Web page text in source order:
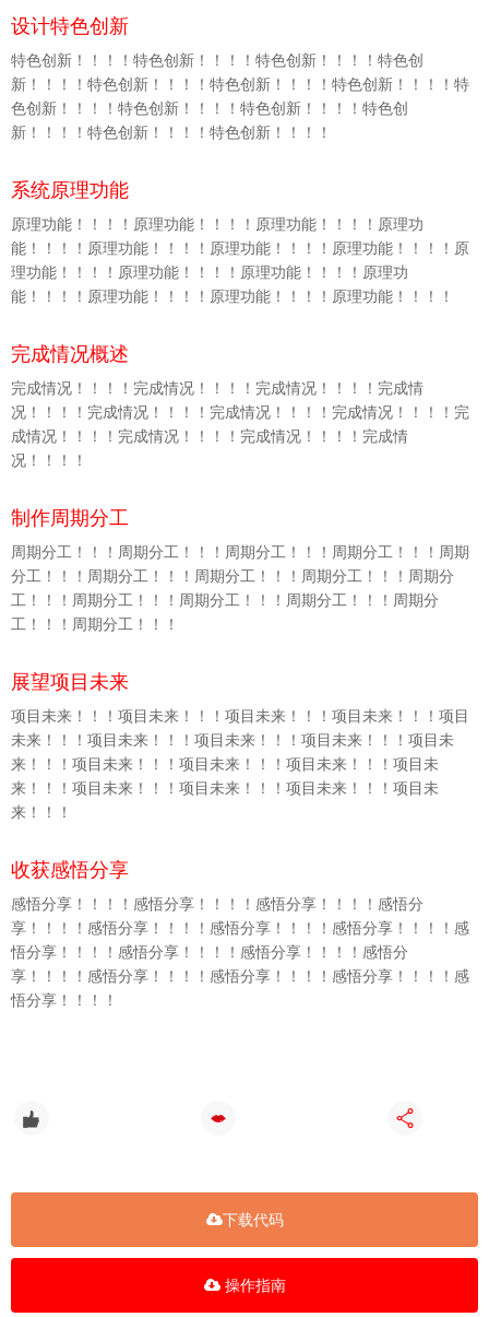
设计特色创新
特色创新！！！！特色创新！！！！特色创新！！！！特色创
新！！！！特色创新！！！！特色创新！！！！特色创新！！！！特
色创新！！！！特色创新！！！！特色创新！！！！特色创
新！！！！特色创新！！！！特色创新！！！！
系统原理功能
原理功能！！！！原理功能！！！！原理功能！！！！原理功
能！！！！原理功能！！！！原理功能！！！！原理功能！！！！原
理功能！！！！原理功能！！！！原理功能！！！！原理功
能！！！！原理功能！！！！原理功能！！！！原理功能！！！！
完成情况概述
完成情况！！！！完成情况！！！！完成情况！！！！完成情
况！！！！完成情况！！！！完成情况！！！！完成情况！！！！完
成情况！！！！完成情况！！！！完成情况！！！！完成情
况！！！！
制作周期分工
周期分工！！！周期分工！！！周期分工！！！周期分工！！！周期
分工！！！周期分工！！！周期分工！！！周期分工！！！周期分
工！！！周期分工！！！周期分工！！！周期分工！！！周期分
工！！！周期分工！！！
展望项目未来
项目未来！！！项目未来！！！项目未来！！！项目未来！！！项目
未来！！！项目未来！！！项目未来！！！项目未来！！！项目未
来！！！项目未来！！！项目未来！！！项目未来！！！项目未
来！！！项目未来！！！项目未来！！！项目未来！！！项目未
来！！！
收获感悟分享
感悟分享！！！！感悟分享！！！！感悟分享！！！！感悟分
享！！！！感悟分享！！！！感悟分享！！！！感悟分享！！！！感
悟分享！！！！感悟分享！！！！感悟分享！！！！感悟分
享！！！！感悟分享！！！！感悟分享！！！！感悟分享！！！！感
悟分享！！！！
下载代码
操作指南